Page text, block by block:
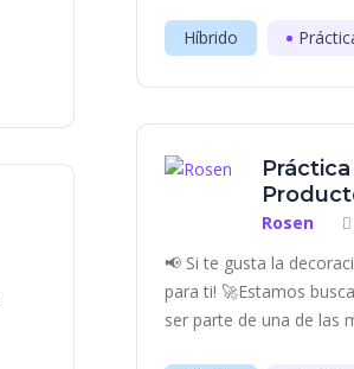
Híbrido
Rosen
📢 Si te gusta la
para ti! 🚀Estamos
ser parte de una de las